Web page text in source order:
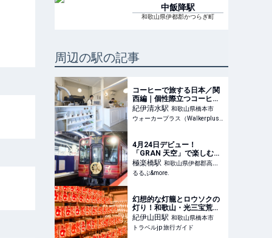
中飯降駅
和歌山県伊都郡かつらぎ町
周辺の駅の記事
コーヒーで旅する日本／関
西編｜個性際立つコーヒー
とスコーンのペアリングの
妙。「kamuro. coffee &
scone」で味わう“おいし
カープラス
紀伊清水駅 和歌山県橋本市
ウォーカープラス（Walkerplus）
4月24日デビュー！
「GRAN 天空」で楽しむ高
野山へのご褒美列車旅【試
乗レポ】｜るるぶ&more.
極楽橋駅 和歌山県伊都郡高野
町
るるぶ&more.
幻想的な灯籠とロウソクの
灯り！和歌山・光三宝荒神
社「献灯祭」 | 和歌山県 | ト
ラベルjp 旅行ガイド
紀伊山田駅 和歌山県橋本市
トラベルjp 旅行ガイド